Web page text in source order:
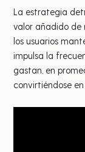
La estrategia
valor añadido de
los usuarios
impulsa la
gastan, en
convirtiéndose